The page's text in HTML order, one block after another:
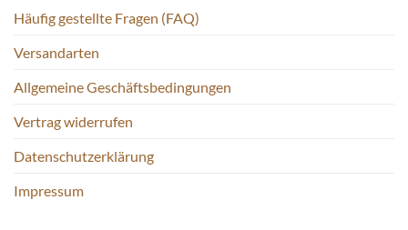
Häufig gestellte Fragen (FAQ)
Versandarten
Allgemeine Geschäftsbedingungen
Vertrag widerrufen
Datenschutzerklärung
Impressum